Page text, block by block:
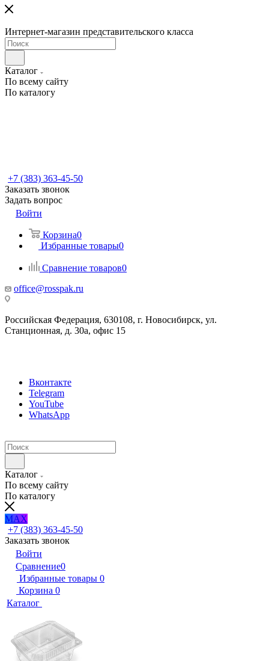
Интернет-магазин представительского класса
Каталог
По всему сайту
По каталогу
+7 (383) 363-45-50
Заказать звонок
Задать вопрос
Войти
Корзина0
Избранные товары0
Сравнение товаров0
office@rosspak.ru
Российская Федерация, 630108, г. Новосибирск, ул.
Станционная, д. 30а, офис 15
Вконтакте
Telegram
YouTube
WhatsApp
Каталог
По всему сайту
По каталогу
MAX
+7 (383) 363-45-50
Заказать звонок
Войти
Сравнение0
Избранные товары 0
Корзина 0
Каталог